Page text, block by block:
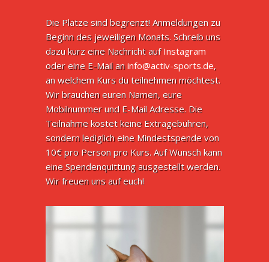
Die Plätze sind begrenzt! Anmeldungen zu
Beginn des jeweiligen Monats. Schreib uns
dazu kurz eine Nachricht aufInstagram
oder eine E-Mail aninfo@activ-sports.de,
an welchem Kurs du teilnehmen möchtest.
Wir brauchen euren Namen, eure
Mobilnummer und E-Mail Adresse. Die
Teilnahme kostet keine Extragebühren,
sondern lediglich eine Mindestspende von
10€ pro Person pro Kurs. Auf Wunsch kann
eine Spendenquittung ausgestellt werden.
Wir freuen uns auf euch!